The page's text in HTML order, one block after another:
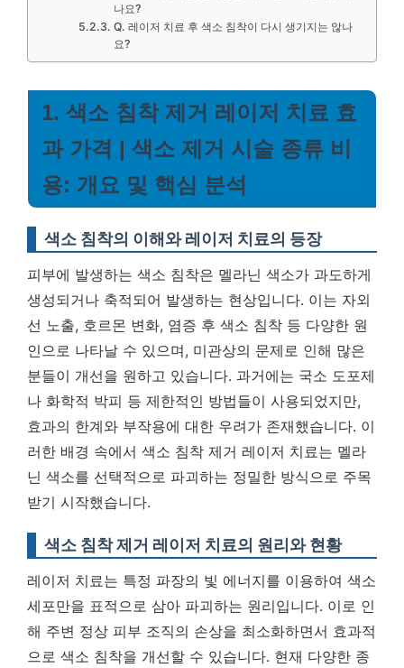
나요?
Q. 레이저 치료 후 색소 침착이 다시 생기지는 않나
요?
1. 색소 침착 제거 레이저 치료 효
과 가격 | 색소 제거 시술 종류 비
용: 개요 및 핵심 분석
색소 침착의 이해와 레이저 치료의 등장
피부에 발생하는 색소 침착은 멜라닌 색소가 과도하게
생성되거나 축적되어 발생하는 현상입니다. 이는 자외
선 노출, 호르몬 변화, 염증 후 색소 침착 등 다양한 원
인으로 나타날 수 있으며, 미관상의 문제로 인해 많은
분들이 개선을 원하고 있습니다. 과거에는 국소 도포제
나 화학적 박피 등 제한적인 방법들이 사용되었지만,
효과의 한계와 부작용에 대한 우려가 존재했습니다. 이
러한 배경 속에서 색소 침착 제거 레이저 치료는 멜라
닌 색소를 선택적으로 파괴하는 정밀한 방식으로 주목
받기 시작했습니다.
색소 침착 제거 레이저 치료의 원리와 현황
레이저 치료는 특정 파장의 빛 에너지를 이용하여 색소
세포만을 표적으로 삼아 파괴하는 원리입니다. 이로 인
해 주변 정상 피부 조직의 손상을 최소화하면서 효과적
으로 색소 침착을 개선할 수 있습니다. 현재 다양한 종